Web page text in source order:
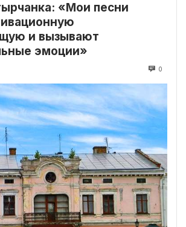
«Мои песни
и вызывают
эмоции»
0